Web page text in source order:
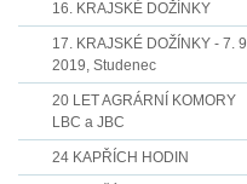
16. KRAJSKÉ DOŽÍNKY
17. KRAJSKÉ DOŽÍNKY - 7. 9.
2019, Studenec
20 LET AGRÁRNÍ KOMORY
LBC a JBC
24 KAPŘÍCH HODIN